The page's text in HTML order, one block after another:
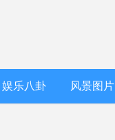
娱乐八卦 风景图片